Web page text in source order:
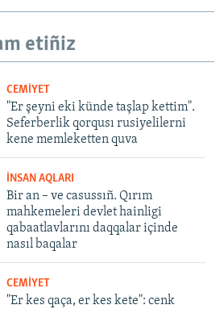
etiñiz
CEMİYET
"Er şeyni eki künde taşlap kettim".
Seferberlik qorqusı rusiyelilerni
kene memleketten quva
İNSAN AQLARI
Bir an – ve casussıñ. Qırım
mahkemeleri devlet hainligi
qabaatlavlarını daqqalar içinde
nasıl baqalar
CEMİYET
"Er kes qaça, er kes kete": cenk